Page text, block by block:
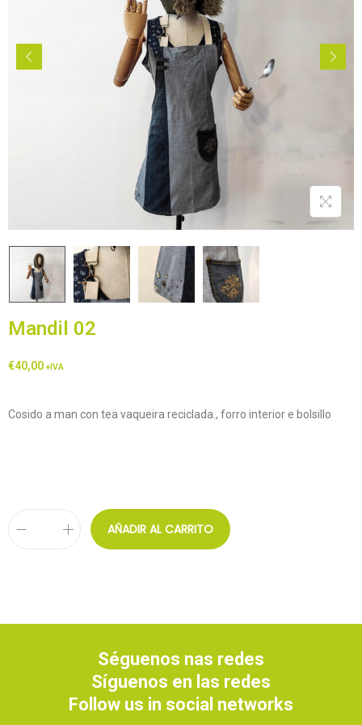
Mandil 02
€40,00 +IVA
Cosido a man con tea vaqueira reciclada., forro interior e bolsillo
AÑADIR AL CARRITO
Séguenos nas redes
Síguenos en las redes
Follow us in social networks